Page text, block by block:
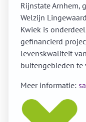
Rijnstate Arnhem,
Welzijn
Kwiek is
gefinancierd
levenskwaliteit
buitengebieden te
Meer informatie: